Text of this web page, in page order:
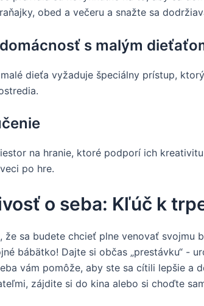
obed a večeru a snažte sa
s malým
dieťa vyžaduje špeciálny prístup,
na hranie, ktoré podporí ich
po hre.
o seba: Kľúč k
že sa budete chcieť plne venovať svojmu
bábätko! Dajte si občas „prestávku“ -
vám pomôže, aby ste sa cítili lepšie a
zájdite si do kina alebo si choďte